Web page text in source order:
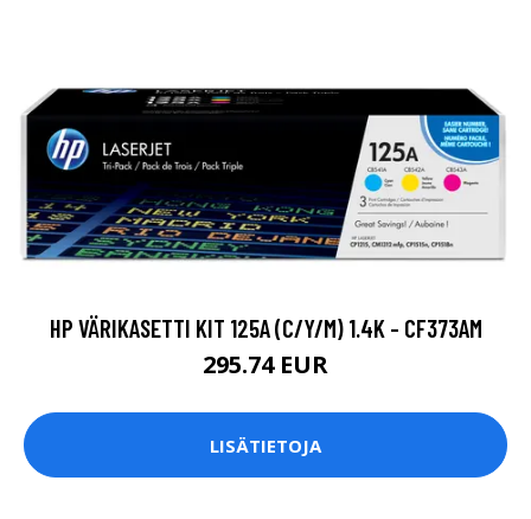
HP VÄRIKASETTI KIT 125A (C/Y/M) 1.4K - CF373AM
295.74 EUR
LISÄTIETOJA